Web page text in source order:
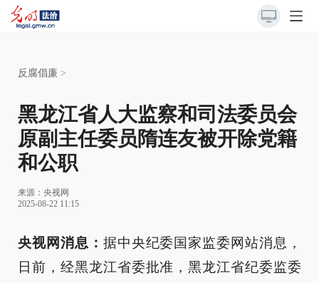
反腐倡廉 >
黑龙江省人大监察和司法委员会
原副主任委员隋连友被开除党籍
和公职
来源： 央视网
2025-08-22 11:15
央视网消息： 据中央纪委国家监委网站消息，
日前，经黑龙江省委批准，黑龙江省纪委监委